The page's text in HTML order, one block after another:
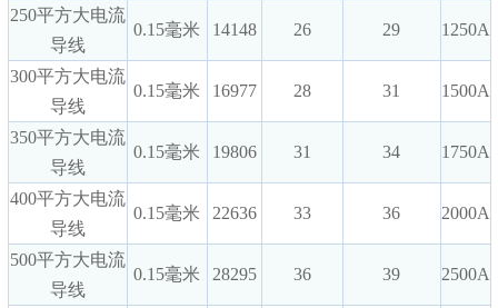
250平方大电流
导线
0.15毫米 14148 26 29 1250A
300平方大电流
导线
0.15毫米 16977 28 31 1500A
350平方大电流
导线
0.15毫米 19806 31 34 1750A
400平方大电流
导线
0.15毫米 22636 33 36 2000A
500平方大电流
导线
0.15毫米 28295 36 39 2500A